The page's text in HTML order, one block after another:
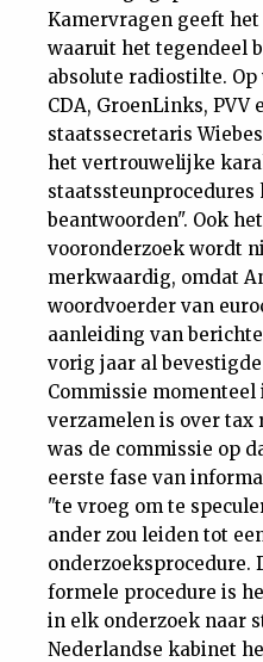
Kamervragen geeft
waaruit het tegendeel
absolute radiostilte.
CDA, GroenLinks, PVV
staatssecretaris
het vertrouwelijke
beantwoorden". Ook
vooronderzoek wordt
merkwaardig, omdat
woordvoerder van
aanleiding van
vorig jaar al
Commissie
verzamelen is over tax
was de commissie op
eerste fase van
"te vroeg om te
ander zou leiden tot
onderzoeksprocedure.
formele procedure is
in elk onderzoek naar
Nederlandse kabinet